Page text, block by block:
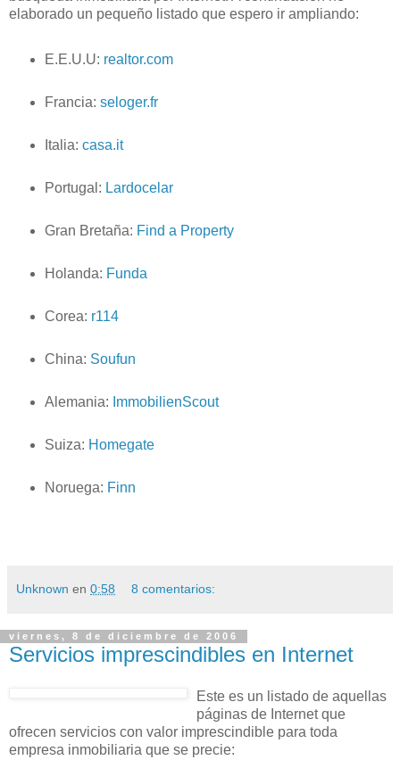
elaborado un pequeño listado que espero ir ampliando:
E.E.U.U: realtor.com
Francia: seloger.fr
Italia: casa.it
Portugal: Lardocelar
Gran Bretaña: Find a Property
Holanda: Funda
Corea: r114
China: Soufun
Alemania: ImmobilienScout
Suiza: Homegate
Noruega: Finn
Unknown en 0:58 8 comentarios:
viernes, 8 de diciembre de 2006
Servicios imprescindibles en Internet
Este es un listado de aquellas
páginas de Internet que
ofrecen servicios con valor imprescindible para toda
empresa inmobiliaria que se precie: